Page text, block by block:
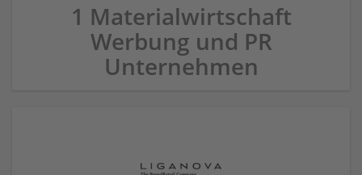
1 Materialwirtschaft
Werbung und PR
Unternehmen